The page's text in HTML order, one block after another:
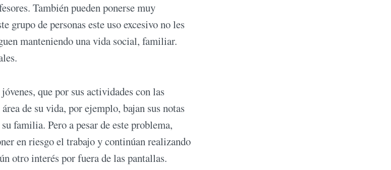
También pueden ponerse muy
grupo de personas este uso excesivo no les
manteniendo una vida social, familiar.
que por sus actividades con las
de su vida, por ejemplo, bajan sus notas
familia. Pero a pesar de este problema,
en riesgo el trabajo y continúan realizando
otro interés por fuera de las pantallas.